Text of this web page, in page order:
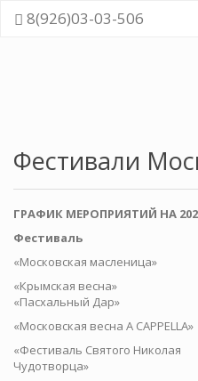
8(926)03-03-506
Фестивали
ГРАФИК МЕРОПРИЯТИЙ НА
Фестиваль
«Московская масленица»
«Крымская весна»
«Пасхальный Дар»
«Московская весна A CAPPELLA»
«Фестиваль Святого Николая
Чудотворца»